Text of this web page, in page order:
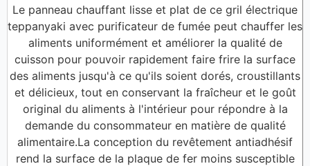
Le panneau chauffant lisse et plat de ce gril électrique
teppanyaki avec purificateur de fumée peut chauffer les
aliments uniformément et améliorer la qualité de
cuisson pour pouvoir rapidement faire frire la surface
des aliments jusqu'à ce qu'ils soient dorés, croustillants
et délicieux, tout en conservant la fraîcheur et le goût
original du aliments à l'intérieur pour répondre à la
demande du consommateur en matière de qualité
alimentaire.La conception du revêtement antiadhésif
rend la surface de la plaque de fer moins susceptible